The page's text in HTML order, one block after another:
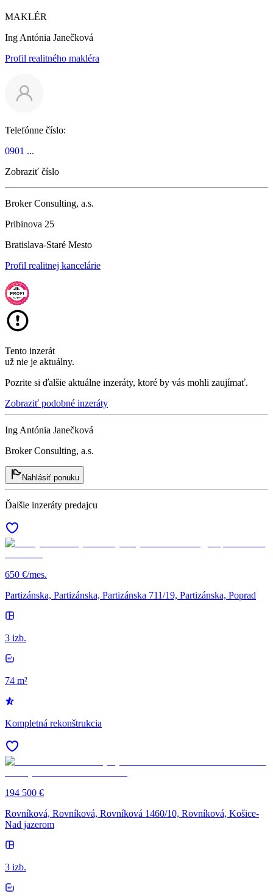
MAKLÉR
Ing Antónia Janečková
Profil realitného makléra
Telefónne číslo:
0901 ...
Zobraziť číslo
Broker Consulting, a.s.
Pribinova 25
Bratislava-Staré Mesto
Profil realitnej kancelárie
Tento inzerát
už nie je aktuálny.
Pozrite si ďalšie aktuálne inzeráty, ktoré by vás mohli zaujímať.
Zobraziť podobné inzeráty
Ing Antónia Janečková
Broker Consulting, a.s.
Nahlásiť ponuku
Ďalšie inzeráty predajcu
650 €/mes.
Partizánska, Partizánska, Partizánska 711/19, Partizánska, Poprad
3 izb.
74 m²
Kompletná rekonštrukcia
194 500 €
Rovníková, Rovníková, Rovníková 1460/10, Rovníková, Košice-
Nad jazerom
3 izb.